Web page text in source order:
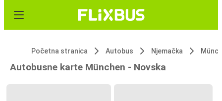
Početna stranica Autobus Njemačka
Autobusne karte München - Novska